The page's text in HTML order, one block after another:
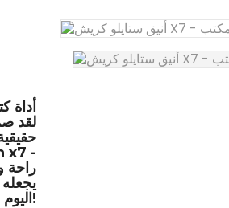
لقد
x7 -
يجعله
اليوم مع هذا القلم الاستثنائي!